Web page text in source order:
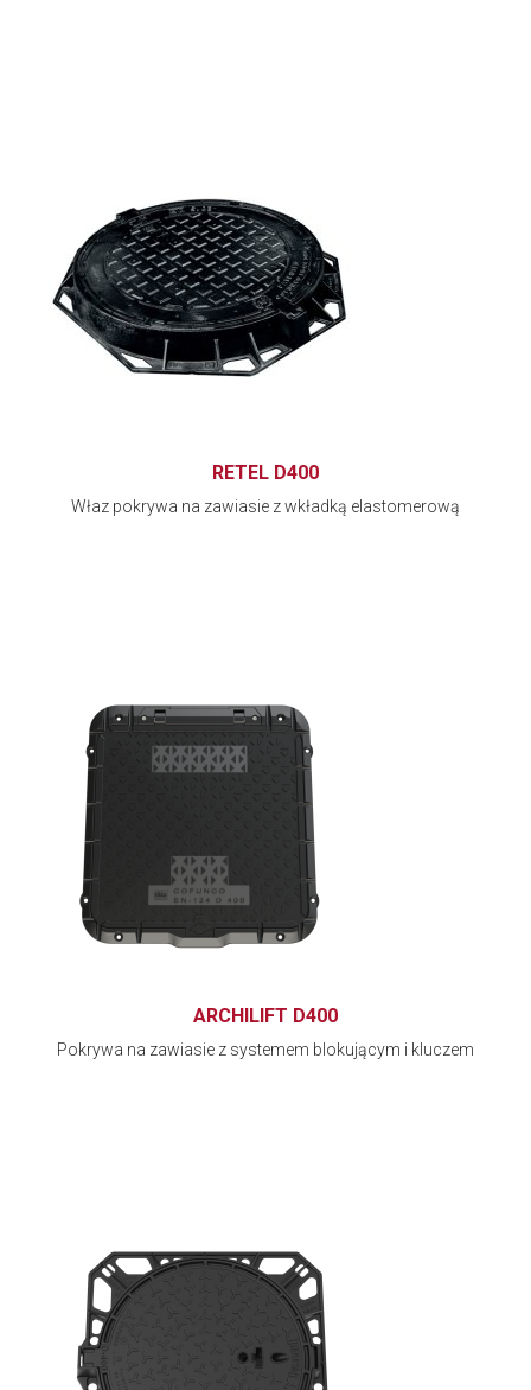
RETEL D400
Właz pokrywa na zawiasie z wkładką elastomerową
ARCHILIFT D400
Pokrywa na zawiasie z systemem blokującym i kluczem